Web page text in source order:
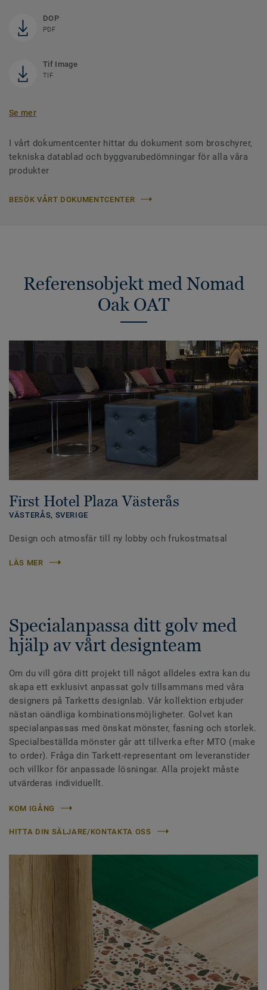
DOP
PDF
Tif Image
TIF
Se mer
I vårt dokumentcenter hittar du dokument som broschyrer,
tekniska datablad och byggvarubedömningar för alla våra
produkter
BESÖK VÅRT DOKUMENTCENTER
Referensobjekt med Nomad
Oak OAT
First Hotel Plaza Västerås
VÄSTERÅS, SVERIGE
Design och atmosfär till ny lobby och frukostmatsal
LÄS MER
Specialanpassa ditt golv med
hjälp av vårt designteam
Om du vill göra ditt projekt till något alldeles extra kan du
skapa ett exklusivt anpassat golv tillsammans med våra
designers på Tarketts designlab. Vår kollektion erbjuder
nästan oändliga kombinationsmöjligheter. Golvet kan
specialanpassas med önskat mönster, fasning och storlek.
Specialbeställda mönster går att tillverka efter MTO (make
to order). Fråga din Tarkett-representant om leveranstider
och villkor för anpassade lösningar. Alla projekt måste
utvärderas individuellt.
KOM IGÅNG
HITTA DIN SÄLJARE/KONTAKTA OSS